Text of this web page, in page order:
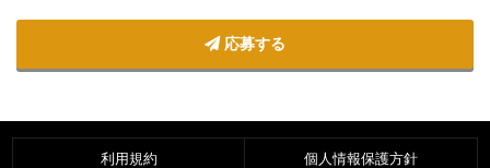
応募する
利用規約 個人情報保護方針